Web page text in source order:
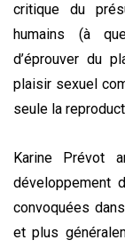
critique du
humains (à
d’éprouver du
plaisir sexuel
seule la
Karine Prévot
développement
convoquées
et plus